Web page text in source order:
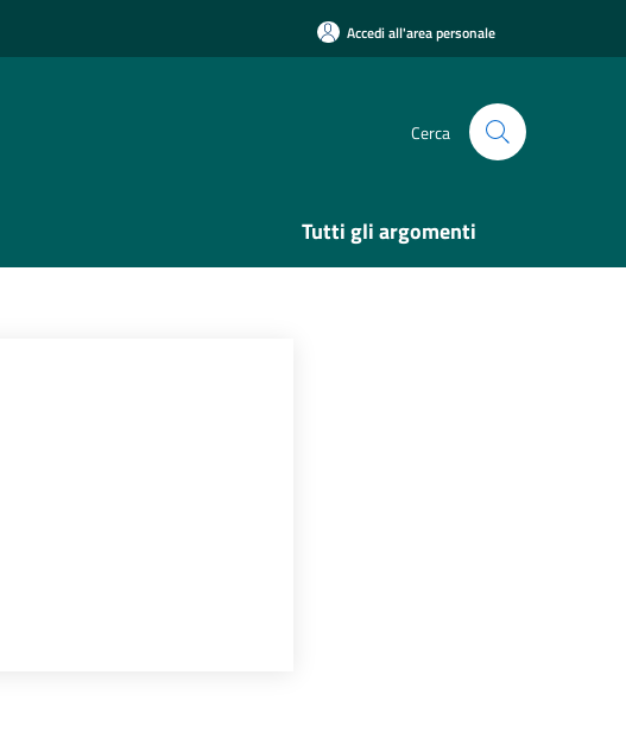
Accedi all'area personale
Cerca
Tutti gli argomenti